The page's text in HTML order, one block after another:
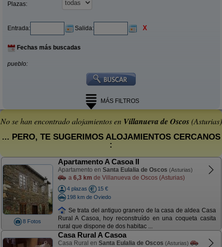
Plazas:
Entrada: Salida: X
Fechas más buscadas
pueblo:
MÁS FILTROS
No se han encontrado alojamientos en Villanueva de Oscos(Asturias)
... PERO, TE SUGERIMOS ALOJAMIENTOS CERCANOS
:
8 Fotos
Apartamento A Casoa II
Apartamento en Santa Eulalia de Oscos (Asturias)
a 6,3 km de Villanueva de Oscos (Asturias)
4 plazas
15 €
198 km de Oviedo
Se trata del antiguo granero de la casa de aldea Casa
Rural A Casoa, hoy reconstruído en una coqueta casita
rural que dispone de dos habitac ...
Casa Rural A Casoa
Casa Rural en Santa Eulalia de Oscos (Asturias)